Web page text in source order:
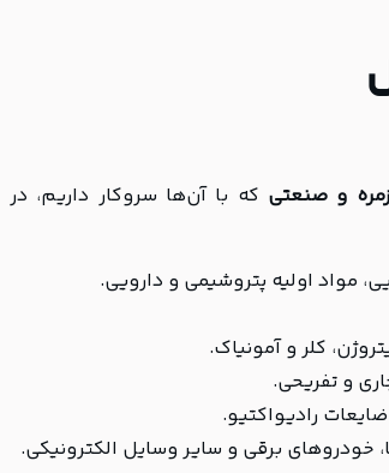
و صنعتی که با آن‌ها سروکار داریم، در
مواد اولیه پتروشیمی و دارویی.
کلر و آمونیاک.
و تفریحی.
رادیواکتیو.
خودروهای برقی و سایر وسایل الکترونیکی.